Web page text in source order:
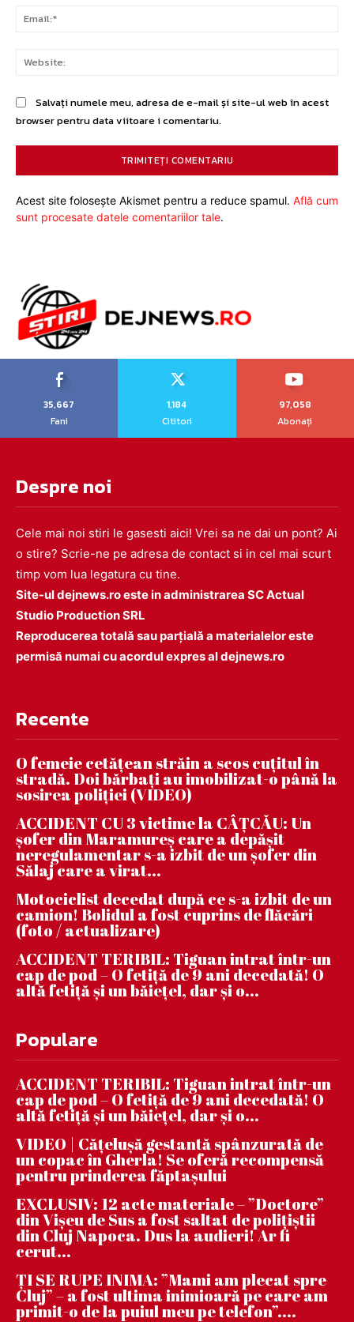
Salvați numele meu, adresa de e-mail și site-ul web în acest
browser pentru data viitoare i comentariu.
Acest site folosește Akismet pentru a reduce spamul. Află cum
sunt procesate datele comentariilor tale.
35,667
Fani
1,184
Cititori
97,058
Abonați
Despre noi
Cele mai noi stiri le gasesti aici! Vrei sa ne dai un pont? Ai
o stire? Scrie-ne pe adresa de contact si in cel mai scurt
timp vom lua legatura cu tine.
Site-ul dejnews.ro este in administrarea SC Actual
Studio Production SRL
Reproducerea totală sau parțială a materialelor este
permisă numai cu acordul expres al dejnews.ro
Recente
O femeie cetățean străin a scos cuțitul în
stradă. Doi bărbați au imobilizat-o până la
sosirea poliției (VIDEO)
ACCIDENT CU 3 victime la CÂȚCĂU: Un
șofer din Maramureș care a depășit
neregulamentar s-a izbit de un șofer din
Sălaj care a virat...
Motociclist decedat după ce s-a izbit de un
camion! Bolidul a fost cuprins de flăcări
(foto / actualizare)
ACCIDENT TERIBIL: Tiguan intrat într-un
cap de pod – O fetiță de 9 ani decedată! O
altă fetiță și un băiețel, dar și o...
Populare
ACCIDENT TERIBIL: Tiguan intrat într-un
cap de pod – O fetiță de 9 ani decedată! O
altă fetiță și un băiețel, dar și o...
VIDEO | Căţeluşă gestantă spânzurată de
un copac în Gherla! Se oferă recompensă
pentru prinderea făptaşului
EXCLUSIV: 12 acte materiale – ”Doctore”
din Vișeu de Sus a fost saltat de polițiștii
din Cluj Napoca. Dus la audieri! Ar fi
cerut...
ȚI SE RUPE INIMA: ”Mami am plecat spre
Cluj” – a fost ultima inimioară pe care am
primit-o de la puiul meu pe telefon”....